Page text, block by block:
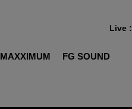
MAXXIMUM FG SOUND
Live :